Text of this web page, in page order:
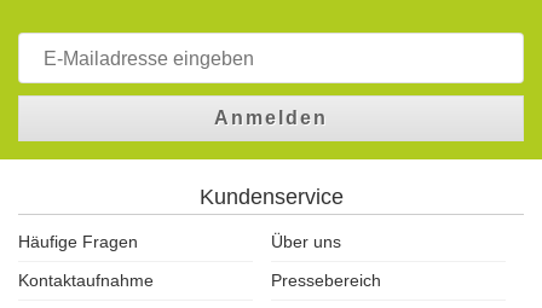
Anmelden
Kundenservice
Häufige Fragen
Über uns
Kontaktaufnahme
Pressebereich